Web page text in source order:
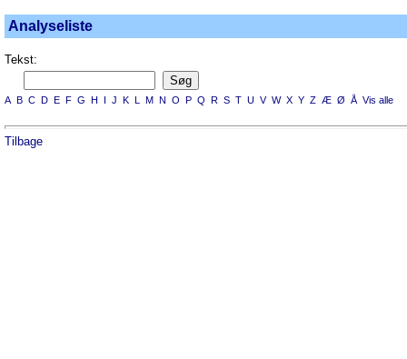
Analyseliste
Tekst:
A B C D E F G H I J K L M N O P Q R S T U V W X Y Z Æ Ø Å Vis alle
Tilbage